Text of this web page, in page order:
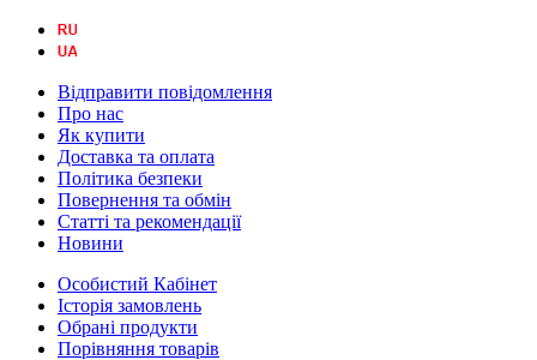
Відправити повідомлення
Про нас
Як купити
Доставка та оплата
Політика безпеки
Повернення та обмін
Статті та рекомендації
Новини
Особистий Кабінет
Історія замовлень
Обрані продукти
Порівняння товарів